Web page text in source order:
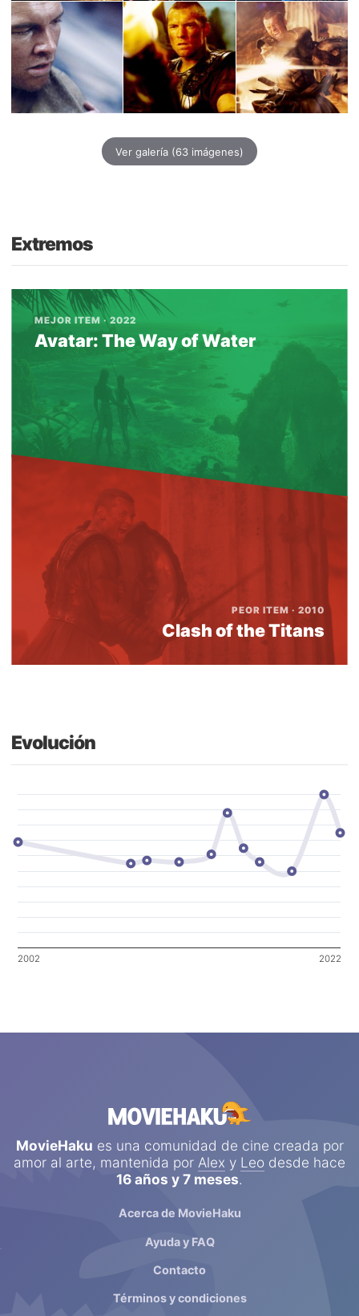
Ver galería (63 imágenes)
Extremos
MEJOR ITEM · 2022
Avatar: The Way of Water
PEOR ITEM · 2010
Clash of the Titans
Evolución
2002 2022
MovieHaku es una comunidad de cine creada por
amor al arte, mantenida por Alex y Leo desde hace
16 años y 7 meses.
Acerca de MovieHaku
Ayuda y FAQ
Contacto
Términos y condiciones